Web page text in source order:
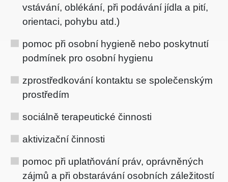
vstávání, oblékání, při podávání jídla a pití,
orientaci, pohybu atd.)
pomoc při osobní hygieně nebo poskytnutí
podmínek pro osobní hygienu
zprostředkování kontaktu se společenským
prostředím
sociálně terapeutické činnosti
aktivizační činnosti
pomoc při uplatňování práv, oprávněných
zájmů a při obstarávání osobních záležitostí